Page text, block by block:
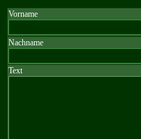
Vorname
Nachname
Text